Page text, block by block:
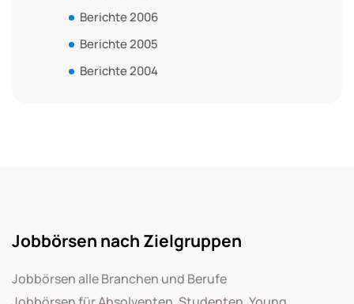
Berichte 2006
Berichte 2005
Berichte 2004
Jobbörsen nach Zielgruppen
Jobbörsen alle Branchen und Berufe